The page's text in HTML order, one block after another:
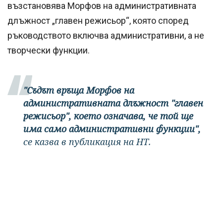
възстановява Морфов на административната
длъжност „главен режисьор“, която според
ръководството включва административни, а не
творчески функции.
"Съдът връща Морфов на
административната длъжност "главен
режисьор", което означава, че той ще
има само административни функции",
се казва в публикация на НТ.